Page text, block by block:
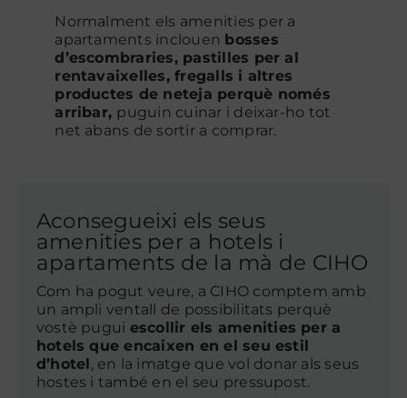
Normalment els amenities per a
apartaments inclouen bosses
d’escombraries, pastilles per al
rentavaixelles, fregalls i altres
productes de neteja perquè només
arribar, puguin cuinar i deixar-ho tot
net abans de sortir a comprar.
Aconsegueixi els seus
amenities per a hotels i
apartaments de la mà de CIHO
Com ha pogut veure, a CIHO comptem amb
un ampli ventall de possibilitats perquè
vostè pugui escollir els amenities per a
hotels que encaixen en el seu estil
d’hotel, en la imatge que vol donar als seus
hostes i també en el seu pressupost.